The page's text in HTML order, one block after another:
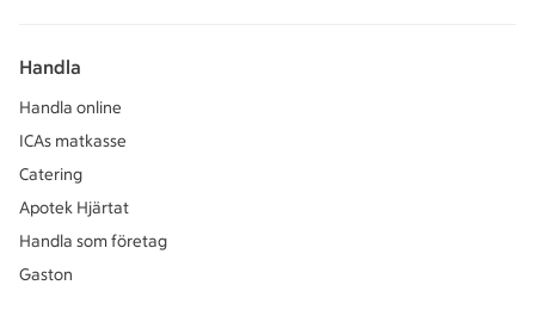
Handla
Handla online
ICAs matkasse
Catering
Apotek Hjärtat
Handla som företag
Gaston